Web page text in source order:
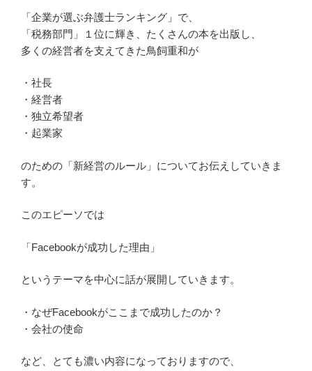
「企業が選ぶ弁護士ランキング」で、
「税務部門」１位に輝き、たくさんの本を出版し、
多くの経営者を支えてきた鳥飼重和が
・社長
・経営者
・独立希望者
・起業家
のための「新経営のルール」についてお伝えしていきま
す。
このエピーソでは
「Facebookが成功した理由」
というテーマを中心に話が展開していきます。
・なぜFacebookがここまで成功したのか？
・会社の使命
など、とても濃い内容になっておりますので、